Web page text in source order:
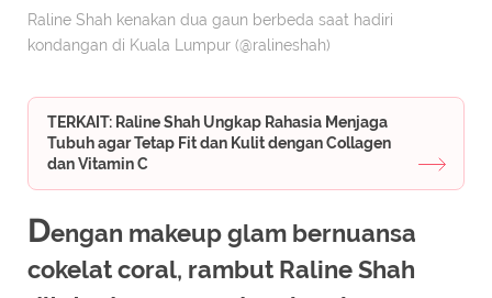
Raline Shah kenakan dua gaun berbeda saat hadiri
kondangan di Kuala Lumpur (@ralineshah)
TERKAIT: Raline Shah Ungkap Rahasia Menjaga
Tubuh agar Tetap Fit dan Kulit dengan Collagen
dan Vitamin C
Dengan makeup glam bernuansa
cokelat coral, rambut Raline Shah